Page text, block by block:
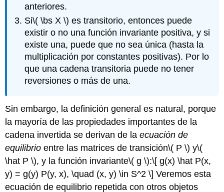
anteriores.
Si\( \bs X \) es transitorio, entonces puede
existir o no una función invariante positiva, y si
existe una, puede que no sea única (hasta la
multiplicación por constantes positivas). Por lo
que una cadena transitoria puede no tener
reversiones o más de una.
Sin embargo, la definición general es natural, porque
la mayoría de las propiedades importantes de la
cadena invertida se derivan de laecuación de
equilibrio entre las matrices de transición\( P \) y\(
\hat P \), y la función invariante\( g \):\[ g(x) \hat P(x,
y) = g(y) P(y, x), \quad (x, y) \in S^2 \] Veremos esta
ecuación de equilibrio repetida con otros objetos